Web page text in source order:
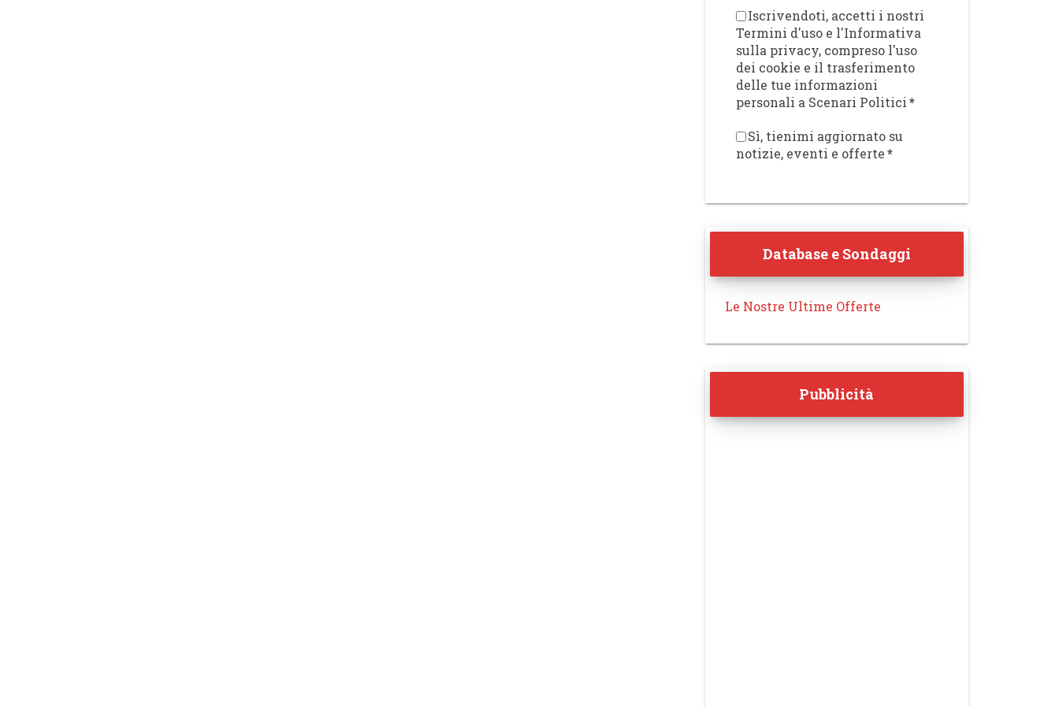
Iscrivendoti, accetti i nostri
Termini d'uso e l'Informativa
sulla privacy, compreso l'uso
dei cookie e il trasferimento
delle tue informazioni
personali a Scenari Politici*
Sì, tienimi aggiornato su
notizie, eventi e offerte*
Database e Sondaggi
Le Nostre Ultime Offerte
Pubblicità